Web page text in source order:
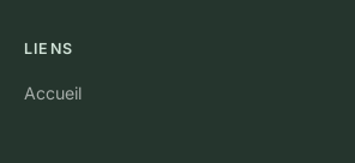
LIENS
Accueil